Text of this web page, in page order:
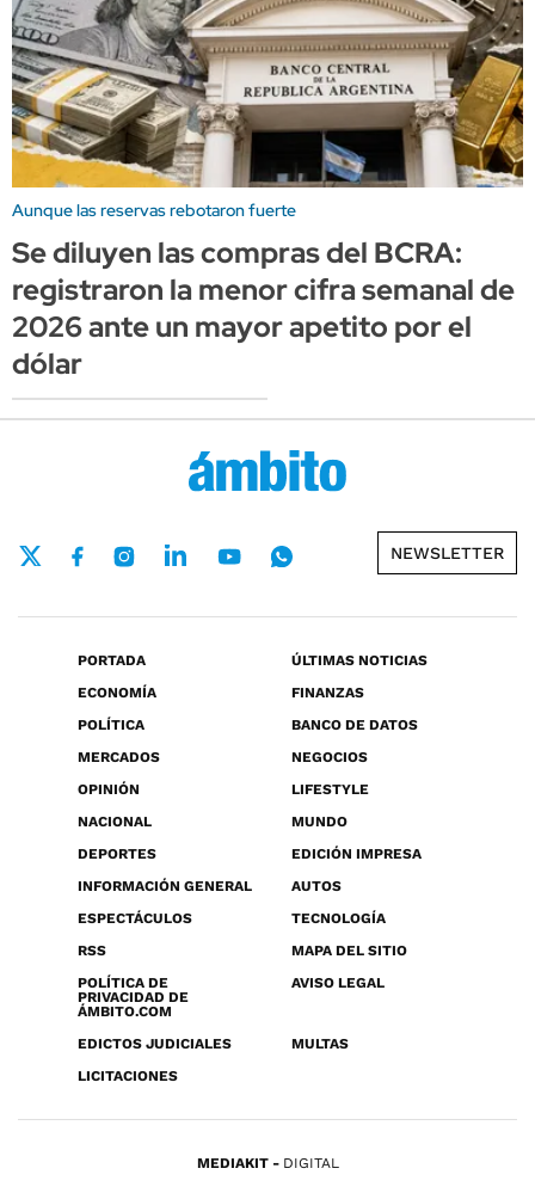
Aunque las reservas rebotaron fuerte
Se diluyen las compras del BCRA:
registraron la menor cifra semanal de
2026 ante un mayor apetito por el
dólar
NEWSLETTER
PORTADA
ÚLTIMAS NOTICIAS
ECONOMÍA
FINANZAS
POLÍTICA
BANCO DE DATOS
MERCADOS
NEGOCIOS
OPINIÓN
LIFESTYLE
NACIONAL
MUNDO
DEPORTES
EDICIÓN IMPRESA
INFORMACIÓN GENERAL
AUTOS
ESPECTÁCULOS
TECNOLOGÍA
RSS
MAPA DEL SITIO
POLÍTICA DE
PRIVACIDAD DE
ÁMBITO.COM
AVISO LEGAL
EDICTOS JUDICIALES
MULTAS
LICITACIONES
MEDIAKIT DIGITAL